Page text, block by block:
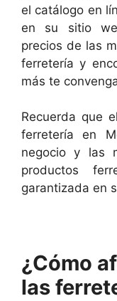
el catálogo en
en su sitio
precios de las
ferretería y
más te
Recuerda que
ferretería en
negocio y las
productos
garantizada en
¿Cómo
las